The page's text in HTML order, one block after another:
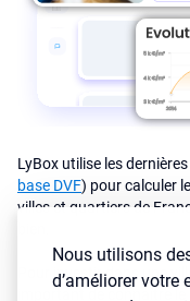
Nous utilisons
d’améliorer votre
LyBox utilise les
base DVF) pour calculer
villes et quartiers de
Pour investir dans une
important de connaître le